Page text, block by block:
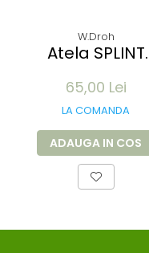
W.Droh
Atela SPLINT
membre -
refolosibila,
radio-
transparenta -
rola 100x11 cm
65,00 Lei
LA COMANDA
ADAUGA IN COS